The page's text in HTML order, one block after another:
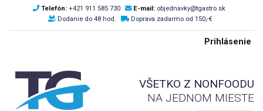
Telefón: +421 911 585 730 E-mail: objednavky@tgastro.sk
Dodanie do 48 hod.
Doprava zadarmo od 150,-€
Prihlásenie
VŠETKO Z NONFOODU
NA JEDNOM MIESTE